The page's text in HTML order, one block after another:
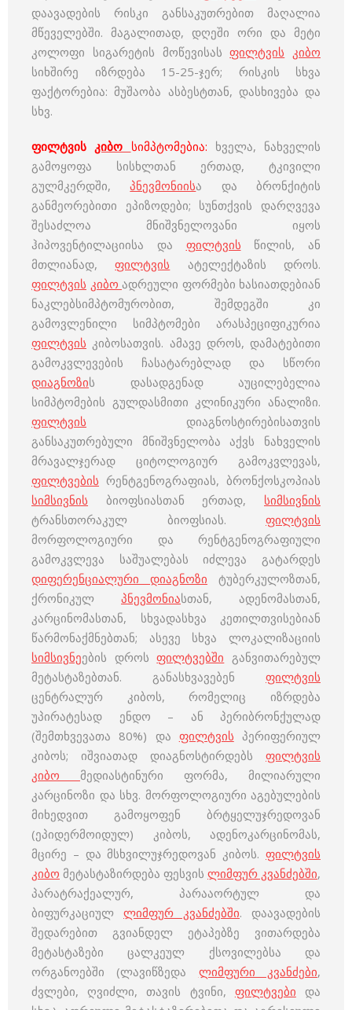
დაავადების რისკი განსაკუთრებით მაღალია
მწეველებში. მაგალითად, დღეში ორი და მეტი
კოლოფი სიგარეტის მოწევისასფილტვის კიბო
სიხშირე იზრდება 15-25-ჯერ; რისკის სხვა
ფაქტორებია: მუშაობა ასბესტთან, დასხივება და
სხვ.
ფილტვისკიბო სიმპტომებია: ხველა, ნახველის
გამოყოფა სისხლთან ერთად, ტკივილი
გულმკერდში,პნევმონიისა და ბრონქიტის
განმეორებითი ეპიზოდები; სუნთქვის დარღვევა
შესაძლოა მნიშვნელოვანი იყოს
ჰიპოვენტილაციისა და ფილტვის წილის, ან
მთლიანად,ფილტვის ატელექტაზის დროს.
ფილტვის კიბო ადრეული ფორმები ხასიათდებიან
ნაკლებსიმპტომურობით, შემდეგში კი
გამოვლენილი სიმპტომები არასპეციფიკურია
ფილტვის კიბოსათვის. ამავე დროს, დამატებითი
გამოკვლევების ჩასატარებლად და სწორი
დიაგნოზის დასადგენად აუცილებელია
სიმპტომების გულდასმითი კლინიკური ანალიზი.
ფილტვის დიაგნოსტირებისათვის
განსაკუთრებული მნიშვნელობა აქვს ნახველის
მრავალჯერად ციტოლოგიურ გამოკვლევას,
ფილტვების რენტგენოგრაფიას, ბრონქოსკოპიას
სიმსივნის ბიოფსიასთან ერთად, სიმსივნის
ტრანსთორაკულ ბიოფსიას. ფილტვის
მორფოლოგიური და რენტგენოგრაფიული
გამოკვლევა საშუალებას იძლევა გატარდეს
დიფერენციალური დიაგნოზი ტუბერკულოზთან,
ქრონიკულ პნევმონიასთან, ადენომასთან,
კარცინომასთან, სხვადასხვა კეთილთვისებიან
წარმონაქმნებთან; ასევე სხვა ლოკალიზაციის
სიმსივნეების დროსფილტვებში განვითარებულ
მეტასტაზებთან. განასხვავებენ ფილტვის
ცენტრალურ კიბოს, რომელიც იზრდება
უპირატესად ენდო – ან პერიბრონქულად
(შემთხვევათა 80%) და ფილტვის პერიფერიულ
კიბოს; იშვიათად დიაგნოსტირდებს ფილტვის
კიბო მედიასტინური ფორმა, მილიარული
კარცინოზი და სხვ. მორფოლოგიური აგებულების
მიხედვით გამოყოფენ ბრტყელუჯრედოვან
(ეპიდერმოიდულ) კიბოს, ადენოკარცინომას,
მცირე – და მსხვილუჯრედოვან კიბოს. ფილტვის
კიბო მეტასტაზირდება ფესვის ლიმფურ კვანძებში,
პარატრაქეალურ, პარააორტულ და
ბიფურკაციულ ლიმფურ კვანძებში. დაავადების
შედარებით გვიანდელ ეტაპებზე ვითარდება
მეტასტაზები ცალკეულ ქსოვილებსა და
ორგანოებში (ლავიწზედა ლიმფური კვანძები,
ძვლები, ღვიძლი, თავის ტვინი, ფილტვები და